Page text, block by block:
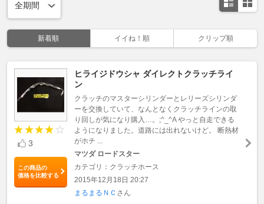
新着順 イイね！順 クリップ順
3
この商品の
価格を比較する
ヒライジドウシャ ダイレクトクラッチライ
ン
クラッチのマスターシリンダーとレリーズシリンダ
ーを交換していて、なんとなくクラッチラインの取
り回しが気になり購入…。;^_^A やっと自走できる
ようになりました。道路には出れないけど。 断熱材
がホチ ...
マツダ ロードスター
カテゴリ：クラッチホース
2015年12月18日 20:27
まるまるＮＣ さん